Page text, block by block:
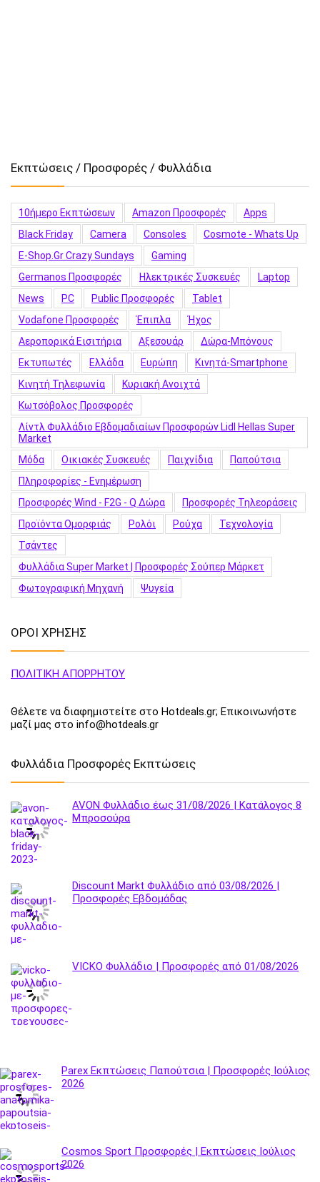
Εκπτώσεις / Προσφορές / Φυλλάδια
10ήμερο Εκπτώσεων Amazon Προσφορές
Apps
Black Friday
Camera Consoles
Cosmote - Whats Up
E-Shop.gr Crazy Sundays
Gaming
Germanos Προσφορές
Hλεκτρικές Συσκευές
Laptop
News
PC Public Προσφορές
Tablet
Vodafone Προσφορές
Έπιπλα
Ήχος
Αεροπορικά Εισιτήρια
Αξεσουάρ
Δώρα-Μπόνους
Εκτυπωτές
Ελλάδα Ευρώπη
Κινητά-Smartphone
Κινητή Τηλεφωνία
Κυριακή Ανοιχτά
Κωτσόβολος Προσφορές
Λίντλ Φυλλάδιο Εβδομαδιαίων Προσφορών Lidl Hellas Super
Market
Μόδα
Οικιακές Συσκευές Παιχνίδια
Παπούτσια
Πληροφορίες - Ενημέρωση
Προσφορές Wind - F2G - Q Δώρα
Προσφορές Τηλεοράσεις
Προϊόντα Ομορφιάς
Ρολόι Ρούχα
Τεχνολογία
Τσάντες
Φυλλάδια Super Market | Προσφορές Σούπερ Μάρκετ
Φωτογραφική Μηχανή
Ψυγεία
ΟΡΟΙ ΧΡΗΣΗΣ
ΠΟΛΙΤΙΚΗ ΑΠΟΡΡΗΤΟΥ
Θέλετε να διαφημιστείτε στο Hotdeals.gr; Επικοινωνήστε
μαζί μας στο info@hotdeals.gr
Φυλλάδια Προσφορές Εκπτώσεις
AVON Φυλλάδιο έως 31/08/2026 | Κατάλογος 8
Μπροσούρα
Discount Markt Φυλλάδιο από 03/08/2026 |
Προσφορές Εβδομάδας
VICKO Φυλλάδιο | Προσφορές από 01/08/2026
Parex Εκπτώσεις Παπούτσια | Προσφορές Ιούλιος
2026
Cosmos Sport Προσφορές | Εκπτώσεις Ιούλιος
2026